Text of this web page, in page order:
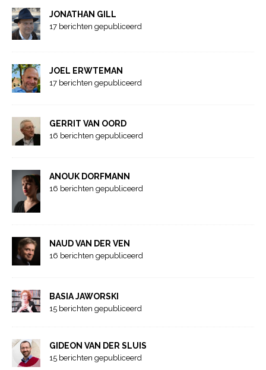
JONATHAN GILL
17 berichten gepubliceerd
JOEL ERWTEMAN
17 berichten gepubliceerd
GERRIT VAN OORD
16 berichten gepubliceerd
ANOUK DORFMANN
16 berichten gepubliceerd
NAUD VAN DER VEN
16 berichten gepubliceerd
BASIA JAWORSKI
15 berichten gepubliceerd
GIDEON VAN DER SLUIS
15 berichten gepubliceerd